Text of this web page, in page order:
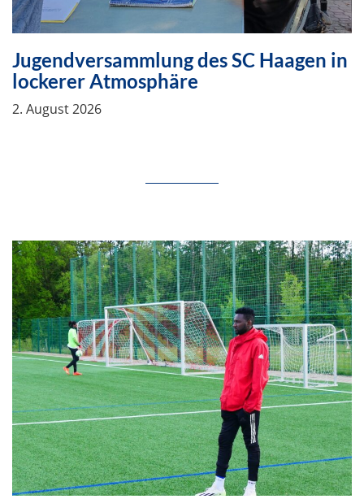
Jugendversammlung des SC Haagen in
lockerer Atmosphäre
2. August 2026